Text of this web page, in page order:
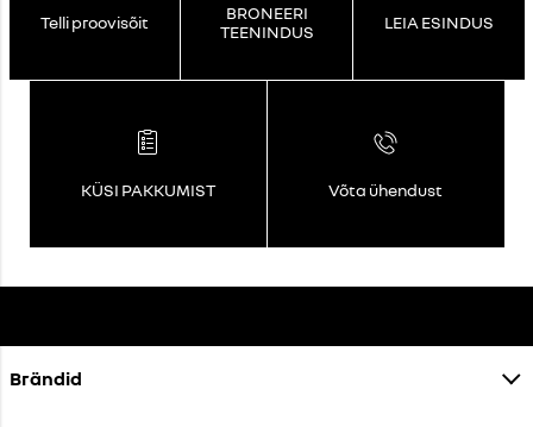
Telli proovisõit
BRONEERI
TEENINDUS
LEIA ESINDUS
KÜSI PAKKUMIST Võta ühendust
Brändid